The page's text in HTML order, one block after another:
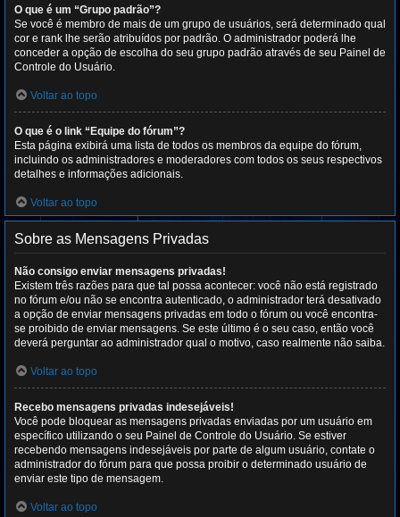
O que é um “Grupo padrão”?
Se você é membro de mais de um grupo de usuários, será determinado qual
cor e rank lhe serão atribuídos por padrão. O administrador poderá lhe
conceder a opção de escolha do seu grupo padrão através de seu Painel de
Controle do Usuário.
Voltar ao topo
O que é o link “Equipe do fórum”?
Esta página exibirá uma lista de todos os membros da equipe do fórum,
incluindo os administradores e moderadores com todos os seus respectivos
detalhes e informações adicionais.
Voltar ao topo
Sobre as Mensagens Privadas
Não consigo enviar mensagens privadas!
Existem três razões para que tal possa acontecer: você não está registrado
no fórum e/ou não se encontra autenticado, o administrador terá desativado
a opção de enviar mensagens privadas em todo o fórum ou você encontra-
se proibido de enviar mensagens. Se este último é o seu caso, então você
deverá perguntar ao administrador qual o motivo, caso realmente não saiba.
Voltar ao topo
Recebo mensagens privadas indesejáveis!
Você pode bloquear as mensagens privadas enviadas por um usuário em
específico utilizando o seu Painel de Controle do Usuário. Se estiver
recebendo mensagens indesejáveis por parte de algum usuário, contate o
administrador do fórum para que possa proibir o determinado usuário de
enviar este tipo de mensagem.
Voltar ao topo